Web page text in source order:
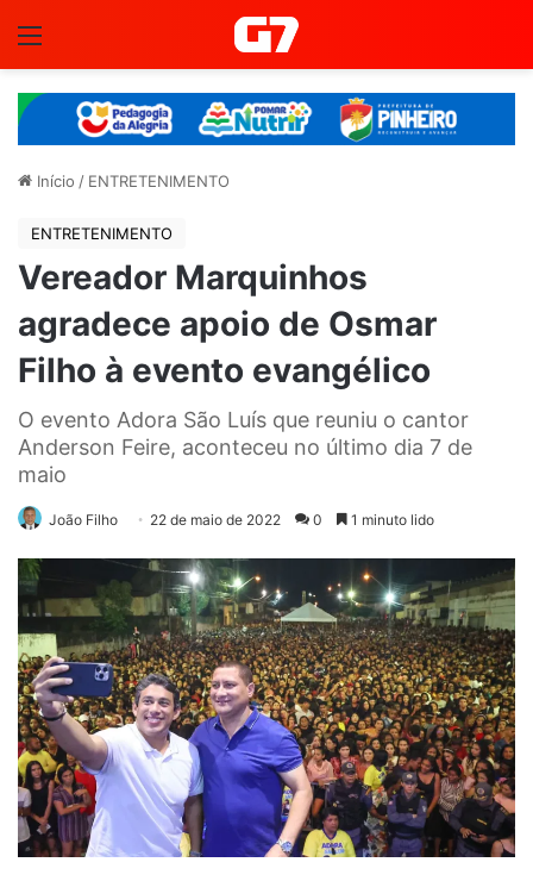
Início / ENTRETENIMENTO
ENTRETENIMENTO
Vereador Marquinhos
agradece apoio de Osmar
Filho à evento evangélico
O evento Adora São Luís que reuniu o cantor
Anderson Feire, aconteceu no último dia 7 de
maio
João Filho 22 de maio de 2022 0 1 minuto lido